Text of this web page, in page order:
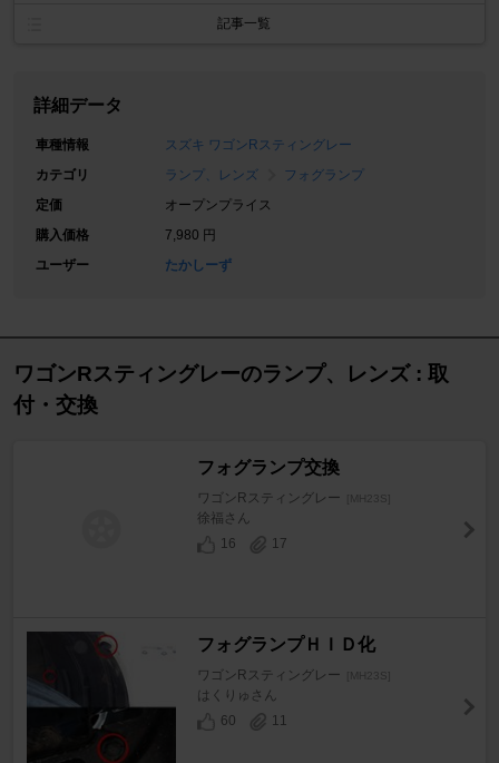
記事一覧
詳細データ
車種情報
スズキ ワゴンRスティングレー
カテゴリ
ランプ、レンズ
フォグランプ
定価
オープンプライス
購入価格
7,980 円
ユーザー
たかしーず
ワゴンRスティングレーのランプ、レンズ : 取
付・交換
フォグランプ交換
ワゴンRスティングレー [MH23S]
徐福さん
16
17
フォグランプＨＩＤ化
ワゴンRスティングレー [MH23S]
はくりゅさん
60
11